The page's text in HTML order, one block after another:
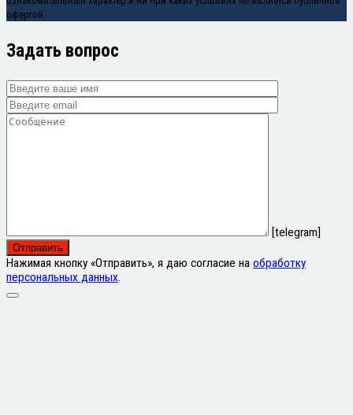
офертой
Задать вопрос
[telegram]
Нажимая кнопку «Отправить», я даю согласие на обработку
персональных данных